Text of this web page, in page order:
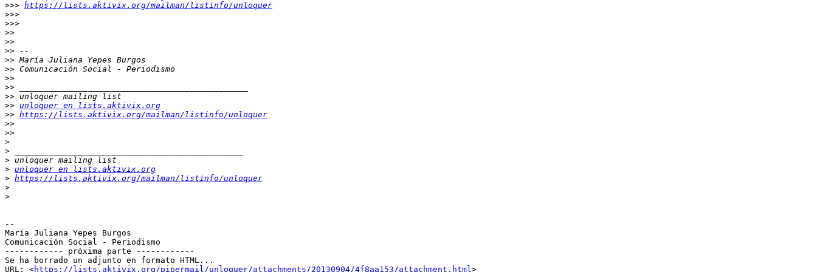
>>> https://lists.aktivix.org/mailman/listinfo/unloquer
>>>
>>>
>>
>>
>>
>>
>>
>>
>>
>>
>> unloquer en lists.aktivix.org
>> https://lists.aktivix.org/mailman/listinfo/unloquer
>>
>>
>
>
>
> unloquer en lists.aktivix.org
> https://lists.aktivix.org/mailman/listinfo/unloquer
>
>
--
María Juliana Yepes Burgos
Comunicación Social - Periodismo
------------ próxima parte ------------
Se ha borrado un adjunto en formato HTML...
URL: <https://lists.aktivix.org/pipermail/unloquer/attachments/20130904/4f8aa153/attachment.html